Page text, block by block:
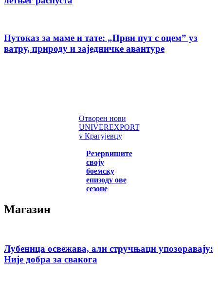
Путоказ за маме и тате: „Први пут с оцемˮ уз
ватру, природу и заједничке авантуре
Отворен нови
UNIVEREXPORT
у Крагујевцу
Резервишите
своју
боемску
епизоду ове
сезоне
Магазин
Лубеница освежава, али стручњаци упозоравају:
Није добра за свакога